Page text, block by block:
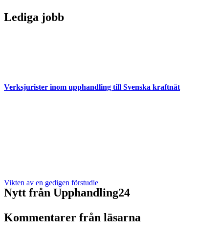
Lediga jobb
Verksjurister inom upphandling till Svenska kraftnät
Vikten av en gedigen förstudie
Nytt från Upphandling24
Kommentarer från läsarna